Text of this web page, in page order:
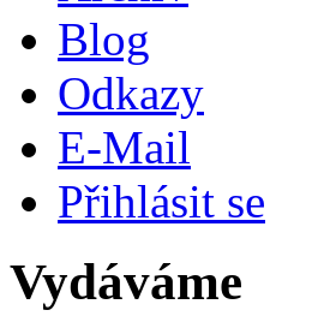
Blog
Odkazy
E-Mail
Přihlásit se
Vydáváme